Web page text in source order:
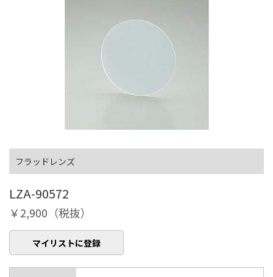
フラッドレンズ
LZA-90572
￥2,900（税抜）
マイリストに登録